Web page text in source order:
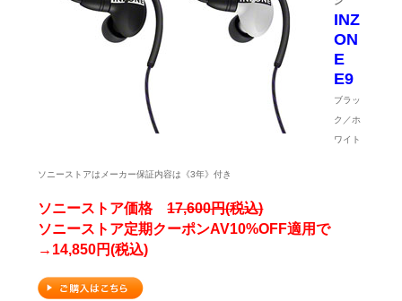
INZ
ON
E
E9
ブラッ
ク／ホ
ワイト
ソニーストアはメーカー保証内容は《3年》付き
ソニーストア価格17,600円(税込)
ソニーストア定期クーポンAV10%OFF適用で
→14,850円(税込)